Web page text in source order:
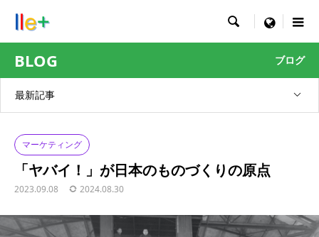
 menu
BLOG ブログ
最新記事
マーケティング
「ヤバイ！」が日本のものづくりの原点
2023.09.08 2024.08.30